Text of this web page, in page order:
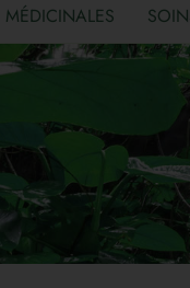
MÉDICINALES